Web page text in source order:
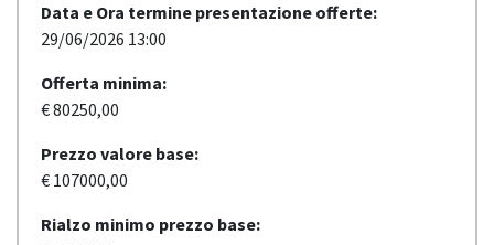
Data e Ora termine presentazione offerte:
29/06/2026 13:00
Offerta minima:
€ 80250,00
Prezzo valore base:
€ 107000,00
Rialzo minimo prezzo base: